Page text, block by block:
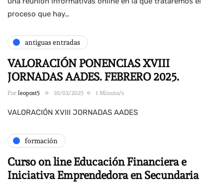
proceso que hay…
antiguas entradas
VALORACIÓN PONENCIAS XVIII
JORNADAS AADES. FEBRERO 2025.
Por leopost5 10/02/2025 1 Minuto/s
VALORACIÓN XVIII JORNADAS AADES
formación
Curso on line Educación Financiera e
Iniciativa Emprendedora en Secundaria